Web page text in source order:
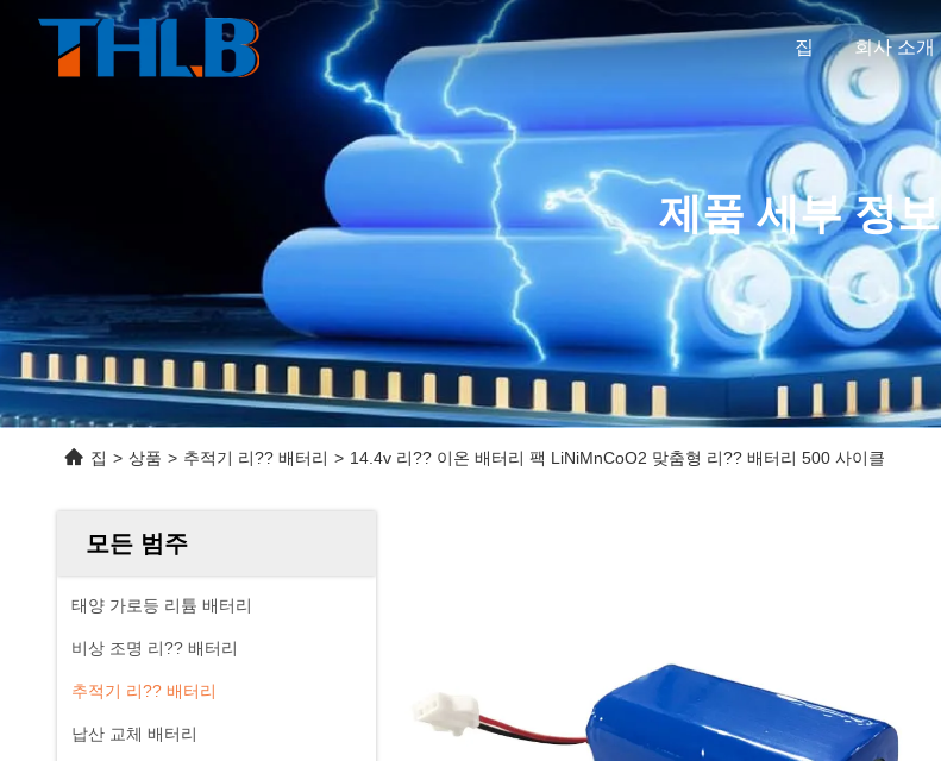
집 회사 소개
제품 세부 정보
집 > 상품 > 추적기 리?? 배터리 > 14.4v 리?? 이온 배터리 팩 LiNiMnCoO2 맞춤형 리?? 배터리 500 사이클
모든 범주
태양 가로등 리튬 배터리
비상 조명 리?? 배터리
추적기 리?? 배터리
납산 교체 배터리